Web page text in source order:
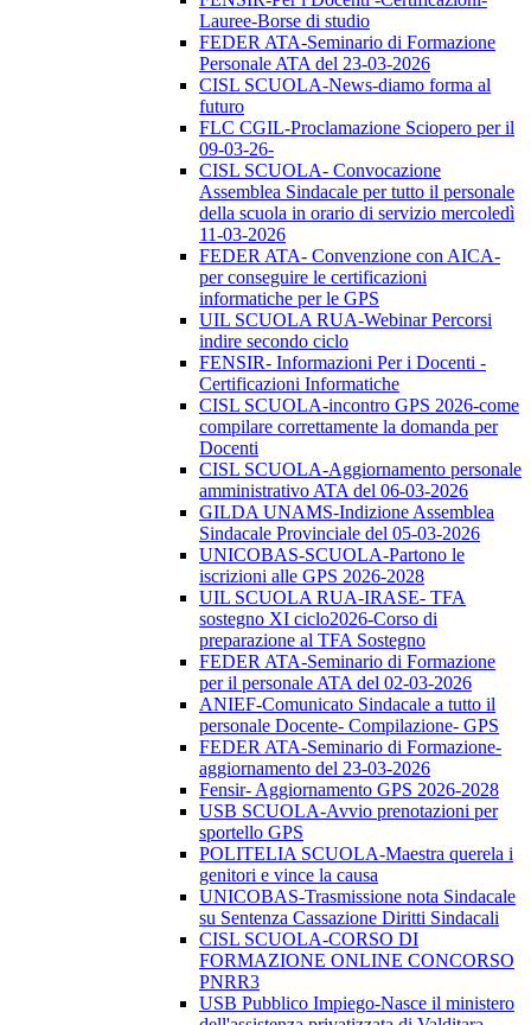
Lauree-Borse di studio
FEDER ATA-Seminario di Formazione
Personale ATA del 23-03-2026
CISL SCUOLA-News-diamo forma al
futuro
FLC CGIL-Proclamazione Sciopero per il
09-03-26-
CISL SCUOLA- Convocazione
Assemblea Sindacale per tutto il personale
della scuola in orario di servizio mercoledì
11-03-2026
FEDER ATA- Convenzione con AICA-
per conseguire le certificazioni
informatiche per le GPS
UIL SCUOLA RUA-Webinar Percorsi
indire secondo ciclo
FENSIR- Informazioni Per i Docenti -
Certificazioni Informatiche
CISL SCUOLA-incontro GPS 2026-come
compilare correttamente la domanda per
Docenti
CISL SCUOLA-Aggiornamento personale
amministrativo ATA del 06-03-2026
GILDA UNAMS-Indizione Assemblea
Sindacale Provinciale del 05-03-2026
UNICOBAS-SCUOLA-Partono le
iscrizioni alle GPS 2026-2028
UIL SCUOLA RUA-IRASE- TFA
sostegno XI ciclo2026-Corso di
preparazione al TFA Sostegno
FEDER ATA-Seminario di Formazione
per il personale ATA del 02-03-2026
ANIEF-Comunicato Sindacale a tutto il
personale Docente- Compilazione- GPS
FEDER ATA-Seminario di Formazione-
aggiornamento del 23-03-2026
Fensir- Aggiornamento GPS 2026-2028
USB SCUOLA-Avvio prenotazioni per
sportello GPS
POLITELIA SCUOLA-Maestra querela i
genitori e vince la causa
UNICOBAS-Trasmissione nota Sindacale
su Sentenza Cassazione Diritti Sindacali
CISL SCUOLA-CORSO DI
FORMAZIONE ONLINE CONCORSO
PNRR3
USB Pubblico Impiego-Nasce il ministero